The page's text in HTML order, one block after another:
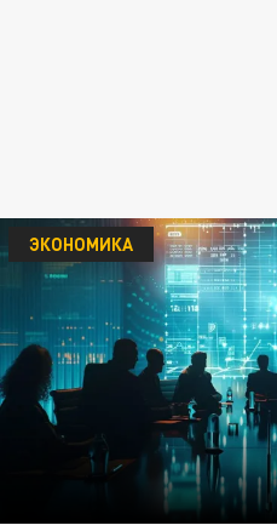
ЭКОНОМИКА